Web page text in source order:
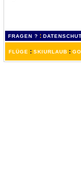
FRAGEN ? :
FLÜGE : SKIURLAUB :